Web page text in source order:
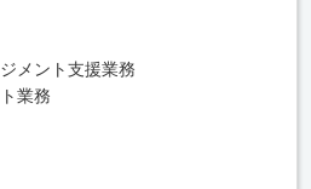
メント支援業務
業務